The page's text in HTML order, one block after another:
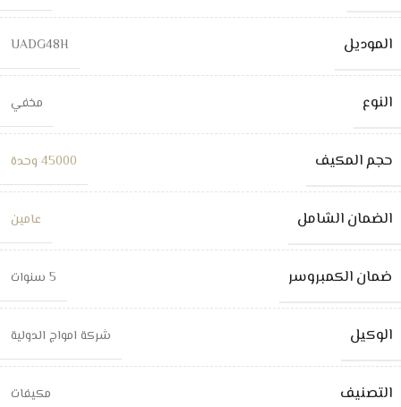
الموديل UADG48H
النوع مخفي
حجم المكيف 45000 وحدة
الضمان الشامل عامين
ضمان الكمبروسر 5 سنوات
الوكيل شركة امواج الدولية
التصنيف مكيفات